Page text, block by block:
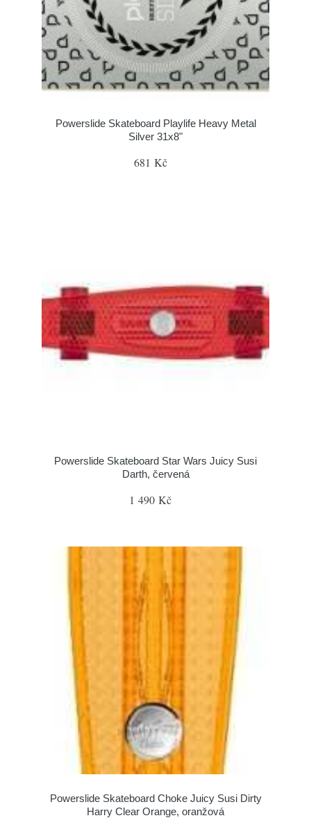
Powerslide Skateboard Playlife Heavy Metal
Silver 31x8"
681 Kč
Powerslide Skateboard Star Wars Juicy Susi
Darth, červená
1 490 Kč
Powerslide Skateboard Choke Juicy Susi Dirty
Harry Clear Orange, oranžová